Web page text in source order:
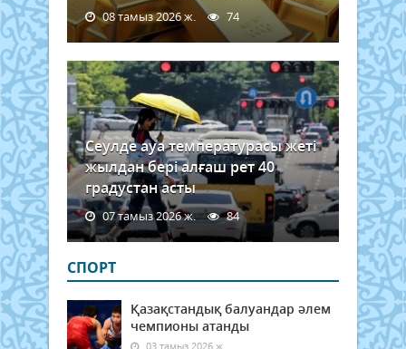
08 тамыз 2026 ж. 74
Сеулде ауа температурасы жеті
жылдан бері алғаш рет 40
градустан асты
07 тамыз 2026 ж. 84
СПОРТ
Қазақстандық балуандар әлем
чемпионы атанды
03 тамыз 2026 ж.